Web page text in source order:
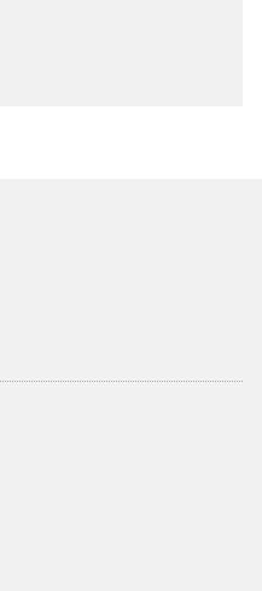
的